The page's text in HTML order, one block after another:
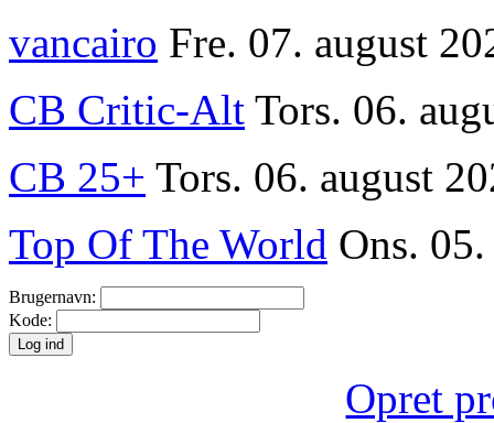
vancairo Fre. 07. august
CB Critic-Alt Tors. 06.
CB 25+ Tors. 06. august
Top Of The World Ons.
Brugernavn:
Kode:
Opret